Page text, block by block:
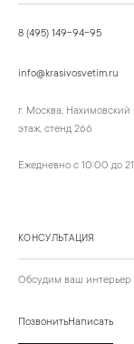
8 (495) 149-94-95
info@krasivosvetim.ru
г. Москва,
этаж, стенд 266
Ежедневно с 10:00 до
КОНСУЛЬТАЦИЯ
Обсудим ваш интерьер
ПозвонитьНаписать